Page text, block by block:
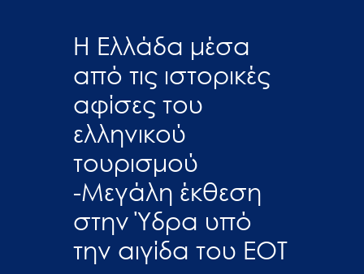
Η Ελλάδα μέσα
από τις ιστορικές
αφίσες του
ελληνικού
τουρισμού
-Μεγάλη έκθεση
στην Ύδρα υπό
την αιγίδα του ΕΟΤ